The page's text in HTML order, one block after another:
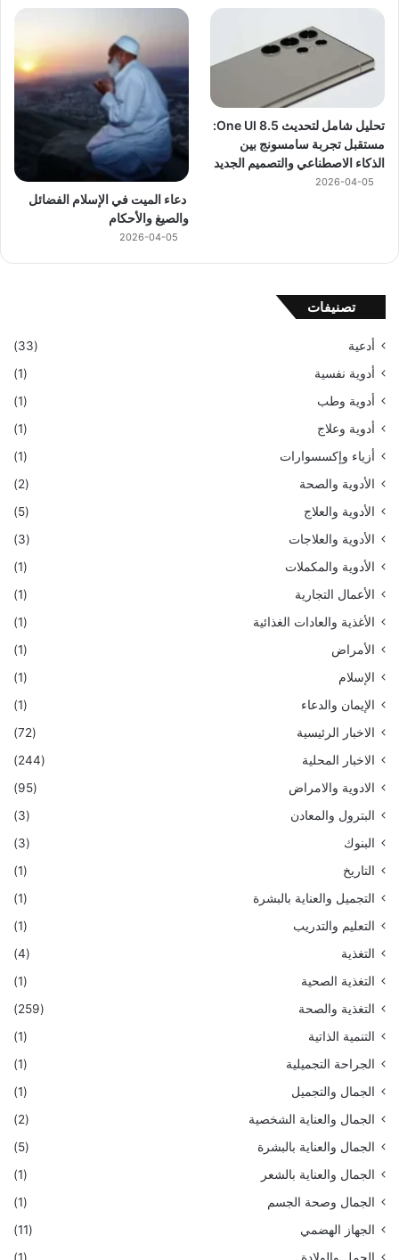
تحليل شامل لتحديث One UI 8.5:
مستقبل تجربة سامسونج بين
الذكاء الاصطناعي والتصميم الجديد
2026-04-05
دعاء الميت في الإسلام الفضائل
والصيغ والأحكام
2026-04-05
تصنيفات
أدعية
(33)
أدوية نفسية
(1)
أدوية وطب
(1)
أدوية وعلاج
(1)
أزياء وإكسسوارات
(1)
الأدوية والصحة
(2)
الأدوية والعلاج
(5)
الأدوية والعلاجات
(3)
الأدوية والمكملات
(1)
الأعمال التجارية
(1)
الأغذية والعادات الغذائية
(1)
الأمراض
(1)
الإسلام
(1)
الإيمان والدعاء
(1)
الاخبار الرئيسية
(72)
الاخبار المحلية
(244)
الادوية والامراض
(95)
البترول والمعادن
(3)
البنوك
(3)
التاريخ
(1)
التجميل والعناية بالبشرة
(1)
التعليم والتدريب
(1)
التغذية
(4)
التغذية الصحية
(1)
التغذية والصحة
(259)
التنمية الذاتية
(1)
الجراحة التجميلية
(1)
الجمال والتجميل
(1)
الجمال والعناية الشخصية
(2)
الجمال والعناية بالبشرة
(5)
الجمال والعناية بالشعر
(1)
الجمال وصحة الجسم
(1)
الجهاز الهضمي
(11)